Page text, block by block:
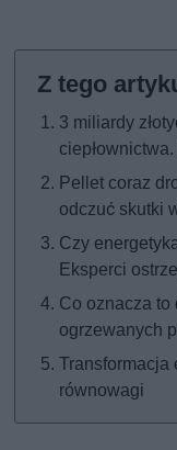
3 miliardy
Pellet coraz
odczuć skutki
Czy
Eksperci
Co oznacza to
ogrzewanych
Transformacja
równowagi